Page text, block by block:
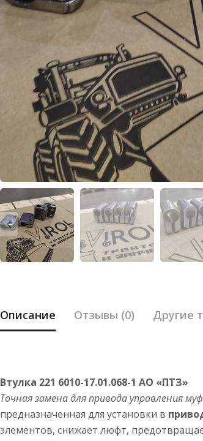
Описание Отзывы (0) Другие
Втулка 221 6010-17.01.068-1 АО «ПТЗ»
Точная замена для привода управления
предназначенная для установки в
элементов, снижает люфт,